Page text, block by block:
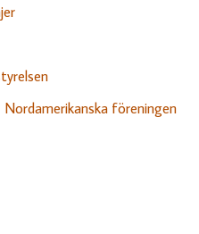
föreningen